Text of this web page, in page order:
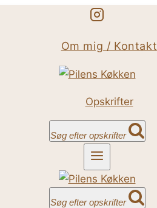
Om mig / Kontakt
Opskrifter
Søg efter opskrifter
Søg efter opskrifter